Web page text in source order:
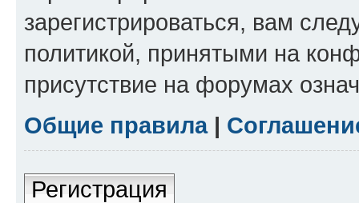
зарегистрироваться, вам
политикой, принятыми на
присутствие на форумах
Общие правила|
Регистрация